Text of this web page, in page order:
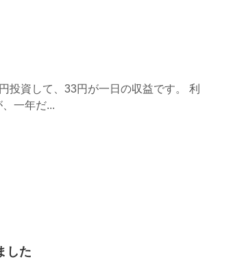
投資して、33円が一日の収益です。 利
一年だ...
した